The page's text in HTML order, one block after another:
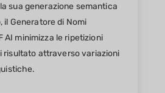
sua generazione semantica
il Generatore di Nomi
AI minimizza le ripetizioni
risultato attraverso variazioni